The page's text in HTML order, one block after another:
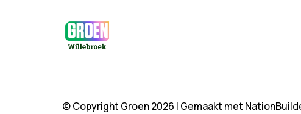
© Copyright Groen 2026 | Gemaakt met